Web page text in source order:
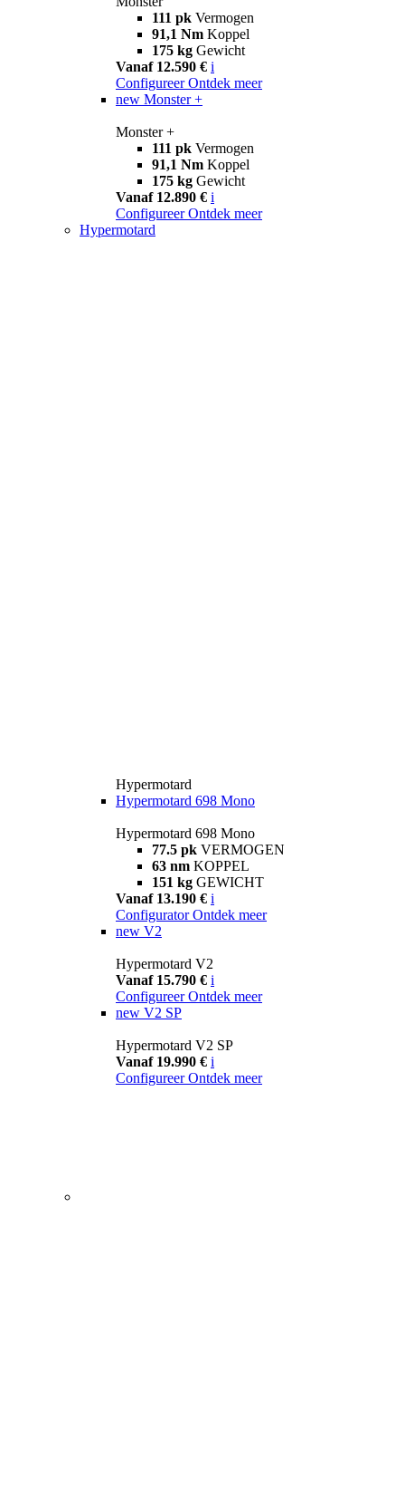
111 pk Vermogen
91,1 Nm Koppel
175 kg Gewicht
Vanaf 12.590 € i
Configureer Ontdek meer
new Monster +
Monster +
111 pk Vermogen
91,1 Nm Koppel
175 kg Gewicht
Vanaf 12.890 € i
Configureer Ontdek meer
Hypermotard
Hypermotard
Hypermotard 698 Mono
Hypermotard 698 Mono
77.5 pk VERMOGEN
63 nm KOPPEL
151 kg GEWICHT
Vanaf 13.190 € i
Configurator Ontdek meer
new V2
Hypermotard V2
Vanaf 15.790 € i
Configureer Ontdek meer
new V2 SP
Hypermotard V2 SP
Vanaf 19.990 € i
Configureer Ontdek meer